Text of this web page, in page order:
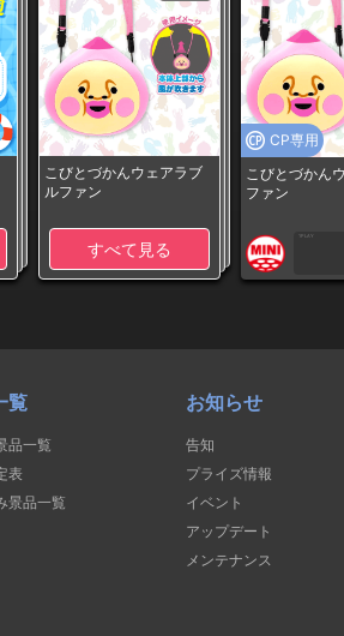
こびとづかんウェアラブ
ルファン
すべて見る
CP専用
こびとづかん
ファン
1PLAY
覧
品一覧
表
景品一覧
お知らせ
告知
プライズ情報
イベント
アップデート
メンテナンス